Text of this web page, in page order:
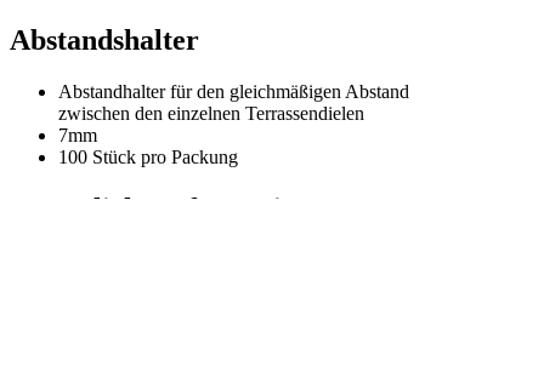
Abstandshalter
Abstandhalter für den gleichmäßigen Abstand
zwischen den einzelnen Terrassendielen
7mm
100 Stück pro Packung
Zusätzliche Information